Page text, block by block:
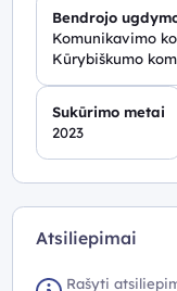
Bendrojo
Komunikavimo
Kūrybiškumo
Sukūrimo metai
2023
Atsiliepimai
Rašyti